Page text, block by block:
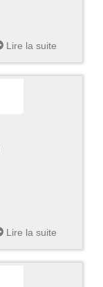
Lire la suite
Lire la suite